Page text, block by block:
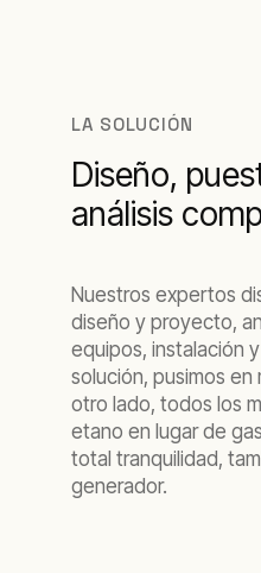
LA SOLUCIÓN
Diseño,
análisis
Nuestros expertos
diseño y proyecto,
equipos, instalación
solución, pusimos
otro lado, todos los
etano en lugar de
total tranquilidad,
generador.